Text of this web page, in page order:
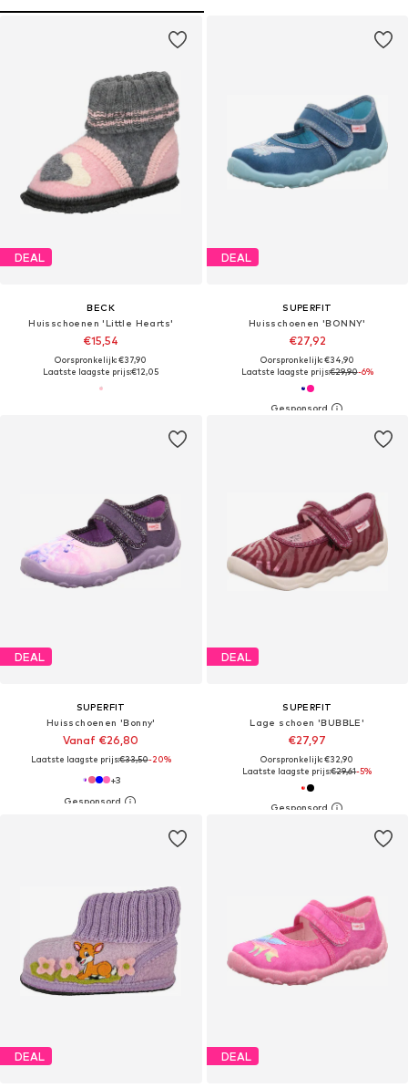
DEAL
BECK
Huisschoenen 'Little Hearts'
€15,54
Oorspronkelijk: €37,90
Laatste laagste prijs:€12,05
DEAL
SUPERFIT
Huisschoenen 'BONNY'
€27,92
Oorspronkelijk: €34,90
Laatste laagste prijs:€29,90-6%
DEAL
SUPERFIT
Huisschoenen 'Bonny'
Vanaf €26,80
Laatste laagste prijs:€33,50-20%
+3
DEAL
SUPERFIT
Lage schoen 'BUBBLE'
€27,97
Oorspronkelijk: €32,90
Laatste laagste prijs:€29,61-5%
DEAL DEAL